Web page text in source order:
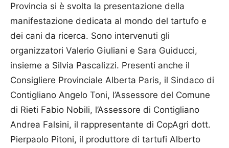
Provincia si è svolta la presentazione della
manifestazione dedicata al mondo del tartufo e
dei cani da ricerca. Sono intervenuti gli
organizzatori Valerio Giuliani e Sara Guiducci,
insieme a Silvia Pascalizzi. Presenti anche il
Consigliere Provinciale Alberta Paris, il Sindaco di
Contigliano Angelo Toni, l’Assessore del Comune
di Rieti Fabio Nobili, l’Assessore di Contigliano
Andrea Falsini, il rappresentante di CopAgri dott.
Pierpaolo Pitoni, il produttore di tartufi Alberto